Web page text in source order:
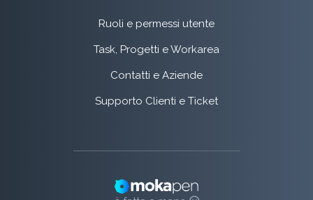
Ruoli e permessi utente
Task, Progetti e Workarea
Contatti e Aziende
Supporto Clienti e Ticket